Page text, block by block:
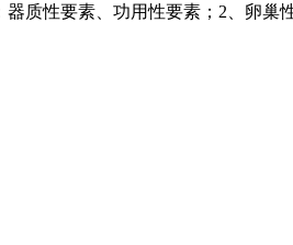
质性要素、功用性要素；2、卵